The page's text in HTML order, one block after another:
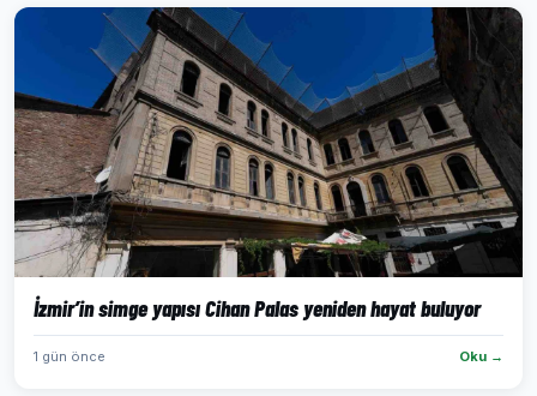
İzmir’in simge yapısı Cihan Palas yeniden hayat buluyor
1 gün önce Oku →